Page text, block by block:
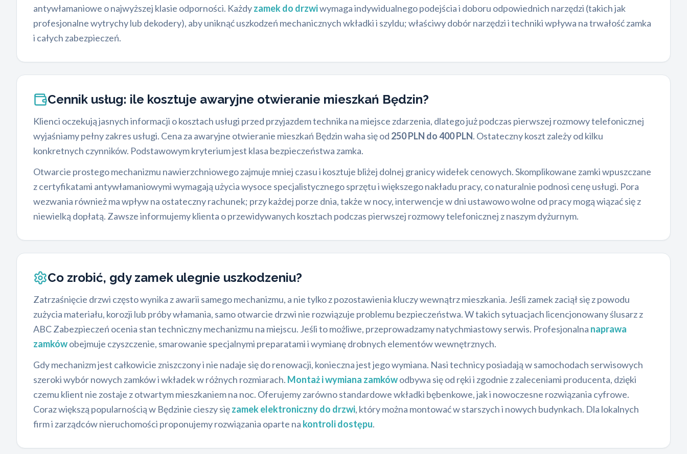
antywłamaniowe o najwyższej klasie odporności. Każdyzamek do drzwiwymaga indywidualnego podejścia i doboru odpowiednich narzędzi (takich jak
profesjonalne wytrychy lub dekodery), aby uniknąć uszkodzeń mechanicznych wkładki i szyldu; właściwy dobór narzędzi i techniki wpływa na trwałość zamka
i całych zabezpieczeń.
Cennik usług: ile kosztuje awaryjne otwieranie mieszkań Będzin?
Klienci oczekują jasnych informacji o kosztach usługi przed przyjazdem technika na miejsce zdarzenia, dlatego już podczas pierwszej rozmowy telefonicznej
wyjaśniamy pełny zakres usługi. Cena za awaryjne otwieranie mieszkań Będzin waha się od 250 PLN do 400 PLN. Ostateczny koszt zależy od kilku
konkretnych czynników. Podstawowym kryterium jest klasa bezpieczeństwa zamka.
Otwarcie prostego mechanizmu nawierzchniowego zajmuje mniej czasu i kosztuje bliżej dolnej granicy widełek cenowych. Skomplikowane zamki wpuszczane
z certyfikatami antywłamaniowymi wymagają użycia wysoce specjalistycznego sprzętu i większego nakładu pracy, co naturalnie podnosi cenę usługi. Pora
wezwania również ma wpływ na ostateczny rachunek; przy każdej porze dnia, także w nocy, interwencje w dni ustawowo wolne od pracy mogą wiązać się z
niewielką dopłatą. Zawsze informujemy klienta o przewidywanych kosztach podczas pierwszej rozmowy telefonicznej z naszym dyżurnym.
Co zrobić, gdy zamek ulegnie uszkodzeniu?
Zatrzaśnięcie drzwi często wynika z awarii samego mechanizmu, a nie tylko z pozostawienia kluczy wewnątrz mieszkania. Jeśli zamek zaciął się z powodu
zużycia materiału, korozji lub próby włamania, samo otwarcie drzwi nie rozwiązuje problemu bezpieczeństwa. W takich sytuacjach licencjonowany ślusarz z
ABC Zabezpieczeń ocenia stan techniczny mechanizmu na miejscu. Jeśli to możliwe, przeprowadzamy natychmiastowy serwis. Profesjonalna naprawa
zamkówobejmuje czyszczenie, smarowanie specjalnymi preparatami i wymianę drobnych elementów wewnętrznych.
Gdy mechanizm jest całkowicie zniszczony i nie nadaje się do renowacji, konieczna jest jego wymiana. Nasi technicy posiadają w samochodach serwisowych
szeroki wybór nowych zamków i wkładek w różnych rozmiarach. Montaż i wymiana zamkówodbywa się od ręki i zgodnie z zaleceniami producenta, dzięki
czemu klient nie zostaje z otwartym mieszkaniem na noc. Oferujemy zarówno standardowe wkładki bębenkowe, jak i nowoczesne rozwiązania cyfrowe.
Coraz większą popularnością w Będzinie cieszy sięzamek elektroniczny do drzwi, który można montować w starszych i nowych budynkach. Dla lokalnych
firm i zarządców nieruchomości proponujemy rozwiązania oparte na kontroli dostępu.